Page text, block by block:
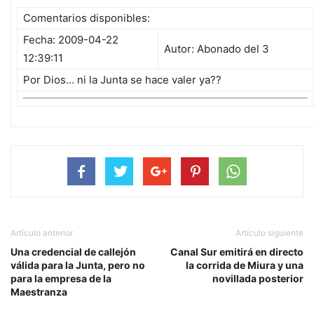
Comentarios disponibles:
Fecha: 2009-04-22
12:39:11
Autor: Abonado del 3
Por Dios… ni la Junta se hace valer ya??
Artículo anterior
Una credencial de callejón
válida para la Junta, pero no
para la empresa de la
Maestranza
Artículo siguiente
Canal Sur emitirá en directo
la corrida de Miura y una
novillada posterior